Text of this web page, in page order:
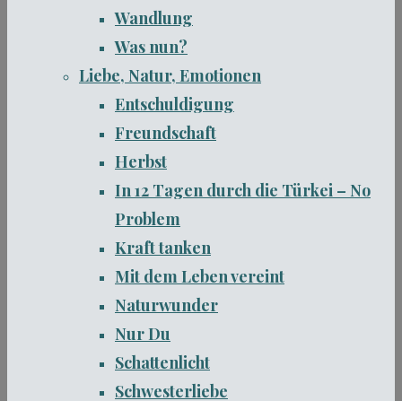
Wandlung
Was nun?
Liebe, Natur, Emotionen
Entschuldigung
Freundschaft
Herbst
In 12 Tagen durch die Türkei – No
Problem
Kraft tanken
Mit dem Leben vereint
Naturwunder
Nur Du
Schattenlicht
Schwesterliebe